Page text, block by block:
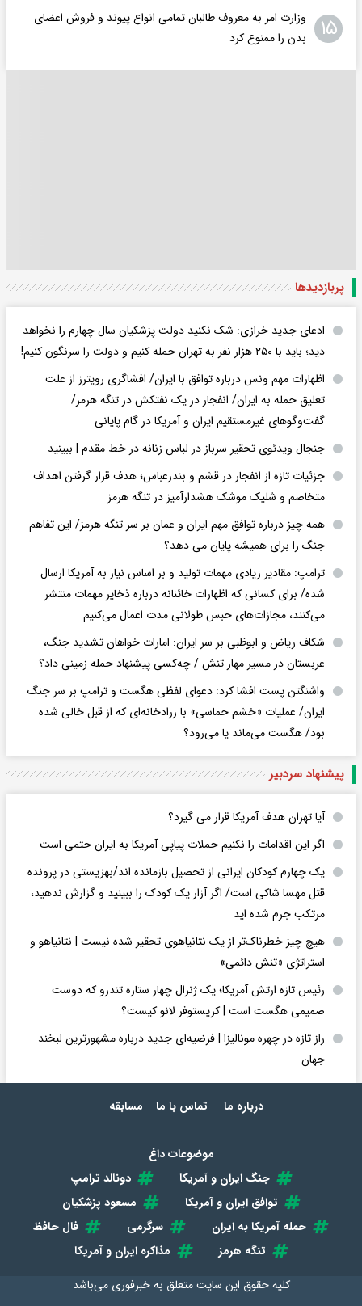
۱۵
وزارت امر به معروف طالبان تمامی انواع پیوند و فروش اعضای
بدن را ممنوع کرد
پربازدید‌ها
ادعای جدید خرازی: شک نکنید دولت پزشکیان سال چهارم را نخواهد
دید؛ باید با ۲۵۰ هزار نفر به تهران حمله کنیم و دولت را سرنگون کنیم!
اظهارات مهم ونس درباره توافق با ایران/ افشاگری رویترز از علت
تعلیق حمله به ایران/ انفجار در یک نفتکش در تنگه هرمز/
گفت‌وگوهای غیرمستقیم ایران و آمریکا در گام پایانی
جنجال ویدئوی تحقیر سرباز در لباس زنانه در خط مقدم | ببینید
جزئیات تازه از انفجار در قشم و بندرعباس؛ هدف قرار گرفتن اهداف
متخاصم و شلیک موشک هشدارآمیز در تنگه هرمز
همه چیز درباره توافق مهم ایران و عمان بر سر تنگه هرمز/ این تفاهم
جنگ را برای همیشه پایان می دهد؟
ترامپ: مقادیر زیادی مهمات تولید و بر اساس نیاز به آمریکا ارسال
شده/ برای کسانی که اظهارات خائنانه درباره ذخایر مهمات منتشر
می‌کنند، مجازات‌های حبس طولانی مدت اعمال می‌کنیم
شکاف ریاض و ابوظبی بر سر ایران: امارات خواهان تشدید جنگ،
عربستان در مسیر مهار تنش / چه‌کسی پیشنهاد حمله زمینی داد؟
واشنگتن پست افشا کرد: دعوای لفظی هگست و ترامپ بر سر جنگ
ایران/ عملیات «خشم حماسی» با زرادخانه‌ای که از قبل خالی شده
بود/ هگست می‌ماند یا می‌رود؟
پیشنهاد سردبیر
آیا تهران هدف آمریکا قرار می گیرد؟
اگر این اقدامات را نکنیم حملات پیاپی آمریکا به ایران حتمی است
یک چهارم کودکان ایرانی از تحصیل بازمانده اند/بهزیستی در پرونده
قتل مهسا شاکی است/ اگر آزار یک کودک را ببینید و گزارش ندهید،
مرتکب جرم شده اید
هیچ چیز خطرناک‌تر از یک نتانیاهوی تحقیر شده نیست | نتانیاهو و
استراتژی «تنش دائمی»
رئیس تازه ارتش آمریکا؛ یک ژنرال چهار ستاره تندرو که دوست
صمیمی هگست است | کریستوفر لانو کیست؟
راز تازه در چهره مونالیزا | فرضیه‌ای جدید درباره مشهورترین لبخند
جهان
درباره ما تماس با ما مسابقه
موضوعات داغ
جنگ ایران و آمریکا
دونالد ترامپ
توافق ایران و آمریکا
مسعود پزشکیان
حمله آمریکا به ایران
سرگرمی
فال حافظ
تنگه هرمز
مذاکره ایران و آمریکا
کلیه حقوق این سایت متعلق بهخبرفوری می‌باشد